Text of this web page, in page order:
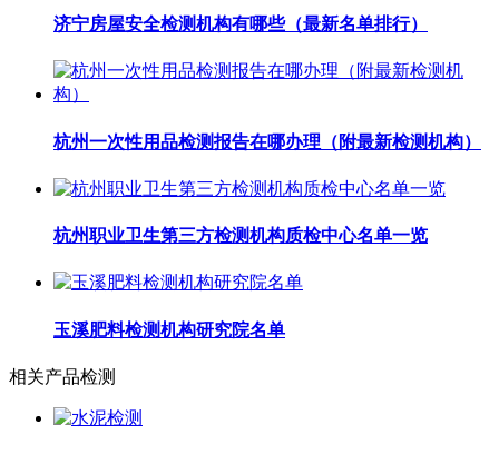
济宁房屋安全检测机构有哪些（最新名单排行）
杭州一次性用品检测报告在哪办理（附最新检测机构）
杭州职业卫生第三方检测机构质检中心名单一览
玉溪肥料检测机构研究院名单
相关产品检测